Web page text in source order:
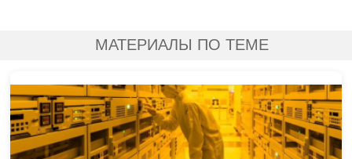
МАТЕРИАЛЫ ПО ТЕМЕ